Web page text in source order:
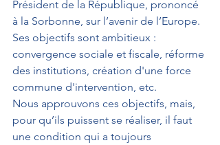
Président de la République, prononcé
à la Sorbonne, sur l’avenir de l’Europe.
Ses objectifs sont ambitieux :
convergence sociale et fiscale, réforme
des institutions, création d'une force
commune d'intervention, etc.
Nous approuvons ces objectifs, mais,
pour qu’ils puissent se réaliser, il faut
une condition qui a toujours